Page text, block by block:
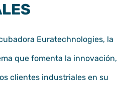
Euratechnologies, la
que fomenta la innovación,
clientes industriales en su